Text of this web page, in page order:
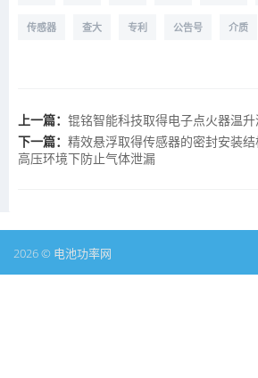
传感器 查大 专利 公告号 介质
上一篇： 锟铭智能科技取得电子点火器温
下一篇： 精效悬浮取得传感器的密封安装
高压环境下防止气体泄漏
2026 © 电池功率网